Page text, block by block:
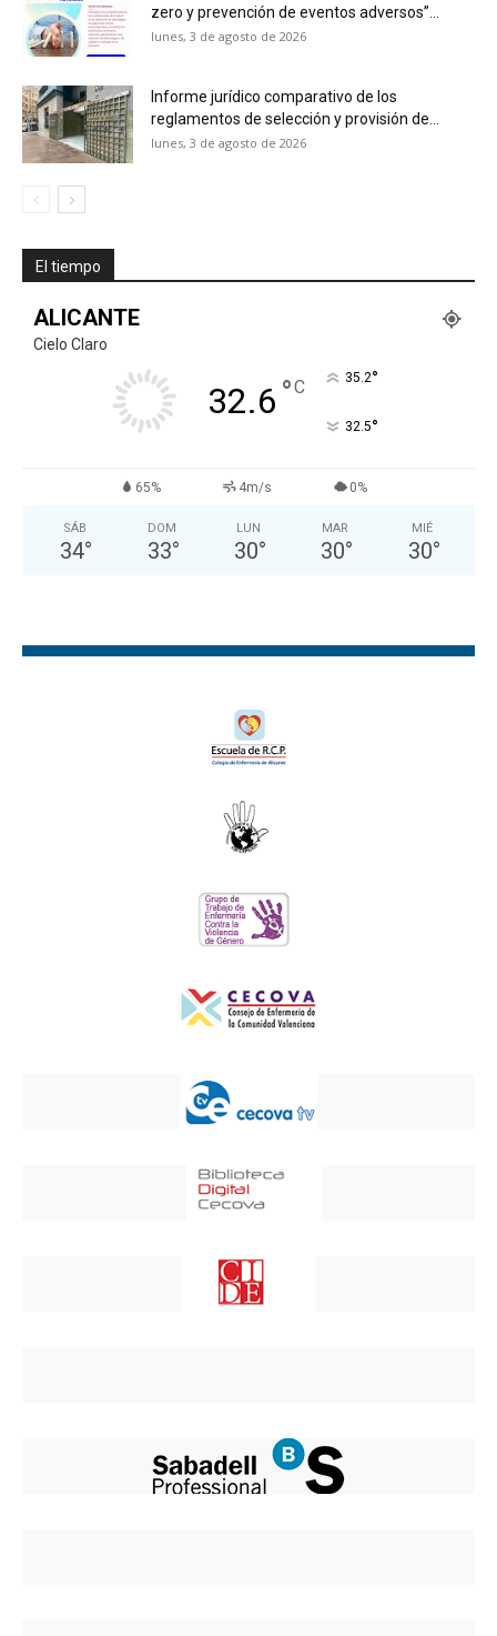
zero y prevención de eventos adversos”...
lunes, 3 de agosto de 2026
Informe jurídico comparativo de los
reglamentos de selección y provisión de...
lunes, 3 de agosto de 2026
El tiempo
ALICANTE
Cielo Claro
32.6 °C 35.2°
32.5°
65% 4m/s 0%
SÁB
34°
DOM
33°
LUN
30°
MAR
30°
MIÉ
30°